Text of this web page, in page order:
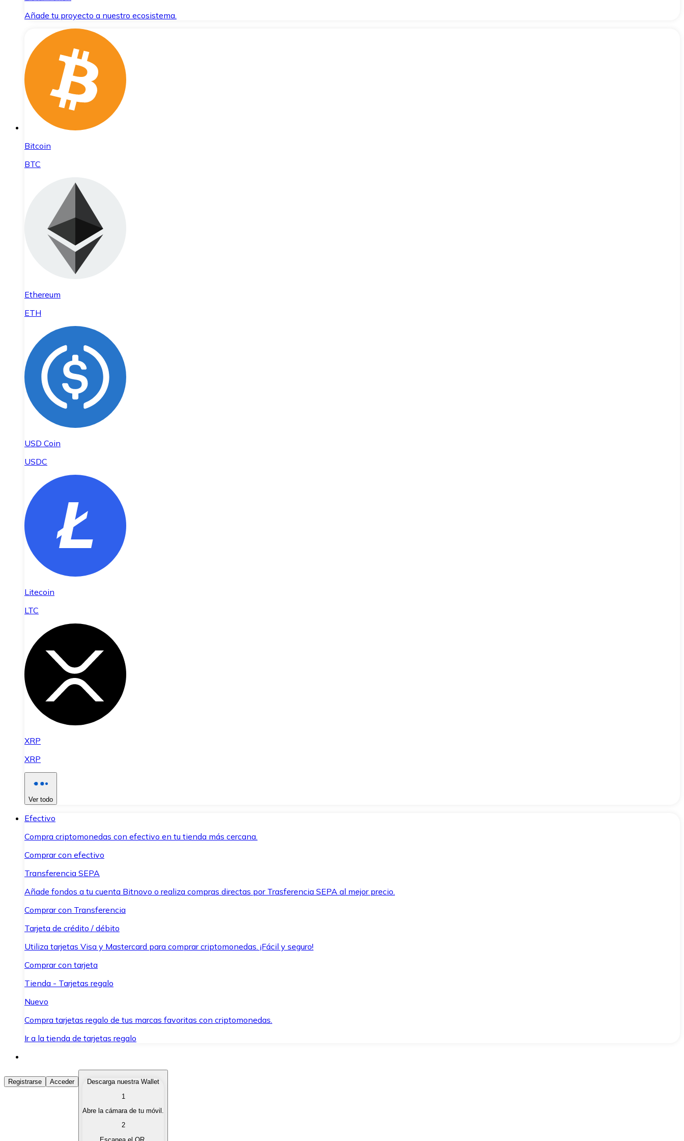
Añade tu proyecto a nuestro ecosistema.
Bitcoin
BTC
Ethereum
ETH
USD Coin
USDC
Litecoin
LTC
XRP
XRP
Ver todo
Efectivo
Compra criptomonedas con efectivo en tu tienda más cercana.
Comprar con efectivo
Transferencia SEPA
Añade fondos a tu cuenta Bitnovo o realiza compras directas por Trasferencia SEPA al mejor precio.
Comprar con Transferencia
Tarjeta de crédito / débito
Utiliza tarjetas Visa y Mastercard para comprar criptomonedas. ¡Fácil y seguro!
Comprar con tarjeta
Tienda - Tarjetas regalo
Nuevo
Compra tarjetas regalo de tus marcas favoritas con criptomonedas.
Ir a la tienda de tarjetas regalo
Comprar Criptomonedas
Compra criptomonedas con diferentes métodos de pago.
Vende tus criptomonedas de forma rápida y segura.
Registrarse Acceder
Descarga nuestra Wallet
1
Abre la cámara de tu móvil.
2